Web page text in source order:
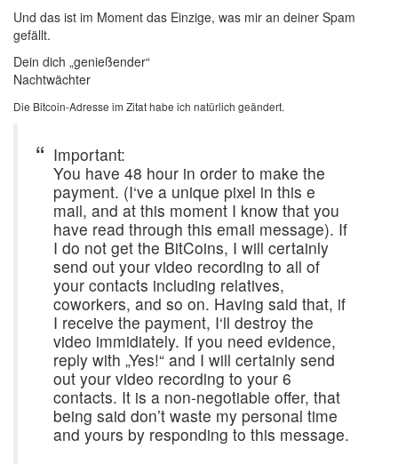
Und das ist im Moment das Einzige, was mir an deiner Spam
gefällt.
Dein dich „genießender“
Nachtwächter
Die Bitcoin-Adresse im Zitat habe ich natürlich geändert.
Important:
You have 48 hour in order to make the
payment. (I‘ve a unique pixel in this e
mail, and at this moment I know that you
have read through this email message). If
I do not get the BitCoins, I will certainly
send out your video recording to all of
your contacts including relatives,
coworkers, and so on. Having said that, if
I receive the payment, I‘ll destroy the
video immidiately. If you need evidence,
reply with „Yes!“ and I will certainly send
out your video recording to your 6
contacts. It is a non-negotiable offer, that
being said don’t waste my personal time
and yours by responding to this message.